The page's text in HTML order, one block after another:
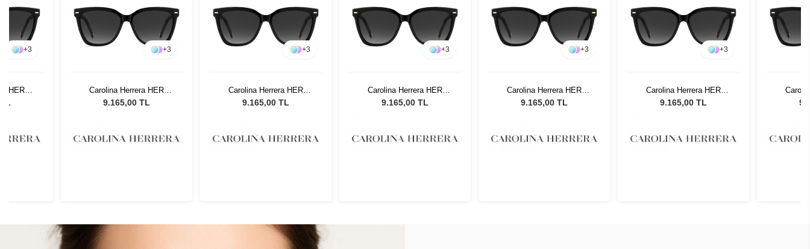
+3
HER
+3
Carolina Herrera HER
0333/S 807 Kadın Güneş
9.165,00 TL
+3
Carolina Herrera HER
0333/S 807 Kadın Güneş
9.165,00 TL
+3
Carolina Herrera HER
0333/S 807 Kadın Güneş
9.165,00 TL
+3
Carolina Herrera HER
0333/S 807 Kadın Güneş
9.165,00 TL
+3
Carolina Herrera HER
0333/S 807 Kadın Güneş
9.165,00 TL
0333/S